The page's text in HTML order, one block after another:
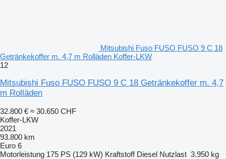
Mitsubishi Fuso FUSO FUSO 9 C 18
Getränkekoffer m. 4,7 m Rolläden Koffer-LKW
12
Mitsubishi Fuso FUSO FUSO 9 C 18 Getränkekoffer m. 4,7
m Rolläden
32.800 € ≈ 30.650 CHF
Koffer-LKW
2021
93.800 km
Euro 6
Motorleistung 175 PS (129 kW) Kraftstoff Diesel Nutzlast 3.950 kg